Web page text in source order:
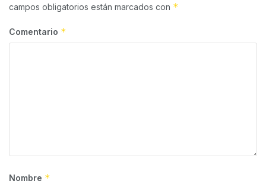
campos obligatorios están marcados con *
Comentario *
Nombre *